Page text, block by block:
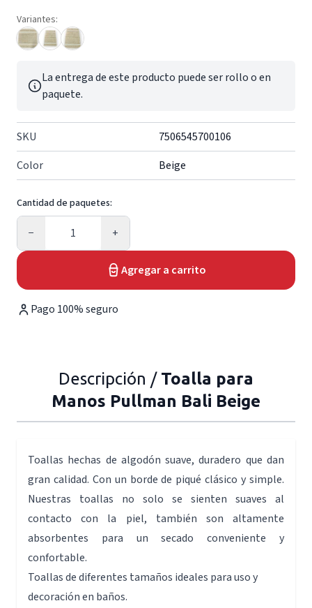
Variantes:
La entrega de este producto puede ser rollo o en
paquete.
SKU
7506545700106
Color
Beige
Cantidad de paquetes:
−
Cantidad
+
Agregar a carrito
Pago 100% seguro
Descripción / Toalla para
Manos Pullman Bali Beige
Toallas hechas de algodón suave, duradero que dan
gran calidad. Con un borde de piqué clásico y simple.
Nuestras toallas no solo se sienten suaves al
contacto con la piel, también son altamente
absorbentes para un secado conveniente y
confortable.
Toallas de diferentes tamaños ideales para uso y
decoración en baños.